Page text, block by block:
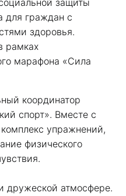
защиты
для граждан с
здоровья.
рамках
марафона «Сила
координатор
спорт». Вместе с
упражнений,
физического
дружеской атмосфере.